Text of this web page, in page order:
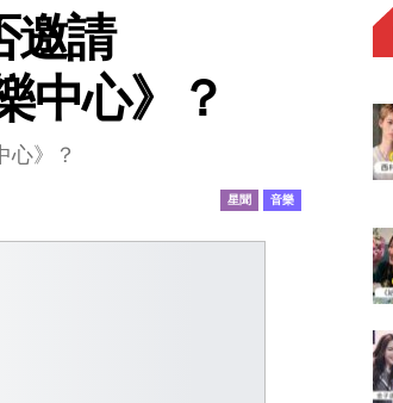
邀請
中心》？
心》？
星聞 音樂